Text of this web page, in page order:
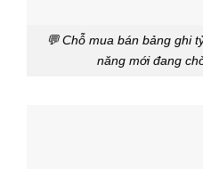
💬 Chỗ mua bán bảng ghi
năng mới đang